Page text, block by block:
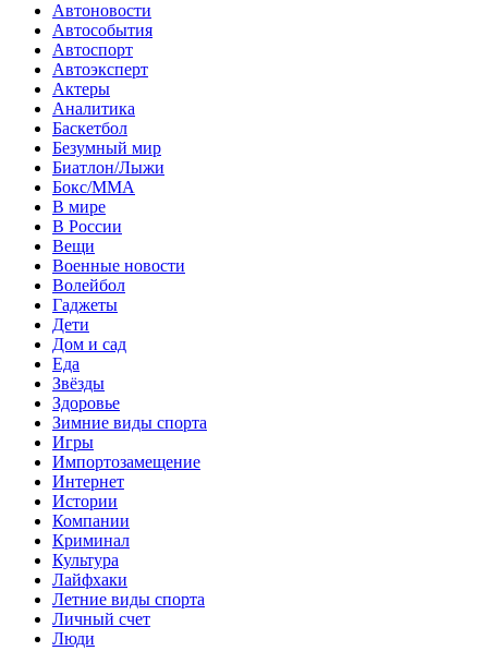
Автоновости
Автособытия
Автоспорт
Автоэксперт
Актеры
Аналитика
Баскетбол
Безумный мир
Биатлон/Лыжи
Бокс/MMA
В мире
В России
Вещи
Военные новости
Волейбол
Гаджеты
Дети
Дом и сад
Еда
Звёзды
Здоровье
Зимние виды спорта
Игры
Импортозамещение
Интернет
Истории
Компании
Криминал
Культура
Лайфхаки
Летние виды спорта
Личный счет
Люди